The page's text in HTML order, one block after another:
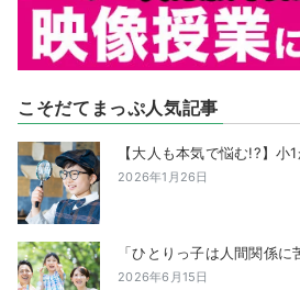
こそだてまっぷ人気記事
【大人も本気で悩む!?】
2026年1月26日
「ひとりっ子は人間関係
2026年6月15日